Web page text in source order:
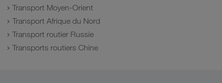
Transport Moyen-Orient
Transport Afrique du Nord
Transport routier Russie
Transports routiers Chine